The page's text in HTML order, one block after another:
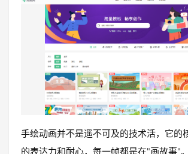
手绘动画并不是遥不可及的技术活，它的
的表达力和耐心，每一帧都是在"画故事"